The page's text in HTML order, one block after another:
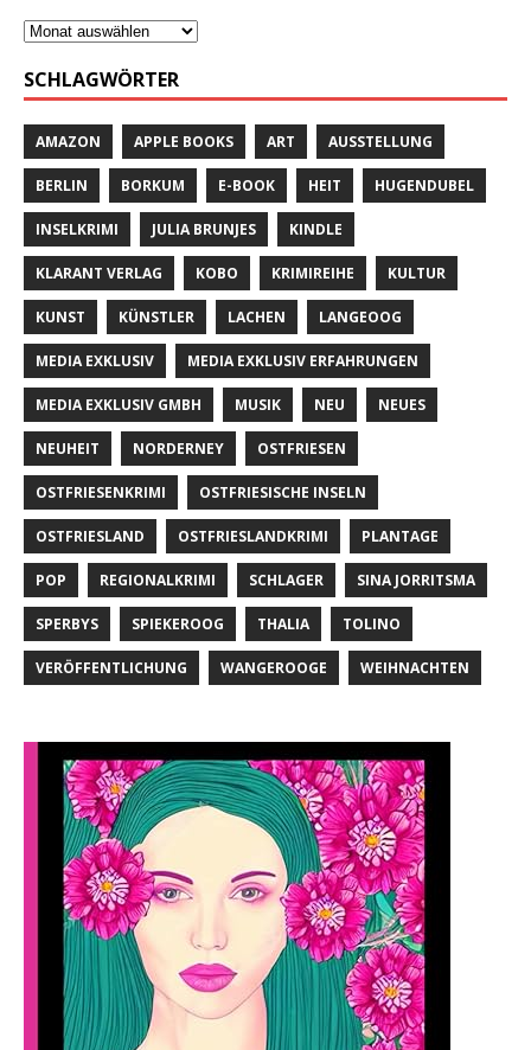
SCHLAGWÖRTER
AMAZON APPLE BOOKS ART AUSSTELLUNG
BERLIN BORKUM E-BOOK HEIT HUGENDUBEL
INSELKRIMI JULIA BRUNJES KINDLE
KLARANT VERLAG KOBO KRIMIREIHE KULTUR
KUNST KÜNSTLER LACHEN LANGEOOG
MEDIA EXKLUSIV MEDIA EXKLUSIV ERFAHRUNGEN
MEDIA EXKLUSIV GMBH MUSIK NEU NEUES
NEUHEIT NORDERNEY OSTFRIESEN
OSTFRIESENKRIMI OSTFRIESISCHE INSELN
OSTFRIESLAND OSTFRIESLANDKRIMI PLANTAGE
POP REGIONALKRIMI SCHLAGER SINA JORRITSMA
SPERBYS SPIEKEROOG THALIA TOLINO
VERÖFFENTLICHUNG WANGEROOGE WEIHNACHTEN